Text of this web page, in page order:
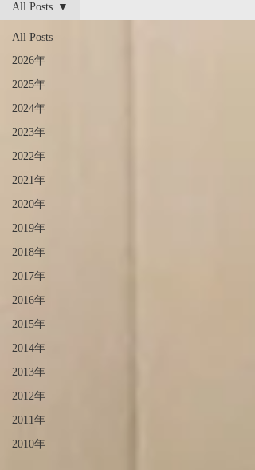
All Posts
2026年
2025年
2024年
2023年
2022年
2021年
2020年
2019年
2018年
2017年
2016年
2015年
2014年
2013年
2012年
2011年
2010年
All Posts